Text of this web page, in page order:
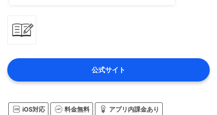
公式サイト
iOS対応 料金無料 アプリ内課金あり